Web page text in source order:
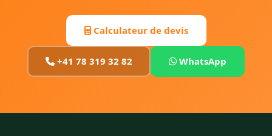
Calculateur de devis
+41 78 319 32 82 WhatsApp